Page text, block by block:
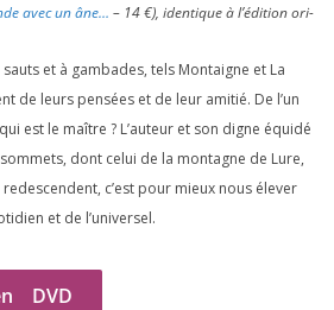
avec un âne… – 14€), iden­tique à l’é­di­tion ori­
et à gam­bades, tels Montaigne et La
de leurs pen­sées et de leur ami­tié. De l’un
est le maître ? L’auteur et son digne équi­dé
dont celui de la mon­tagne de Lure,
redes­cendent, c’est pour mieux nous éle­ver
et de l’universel.
DVD